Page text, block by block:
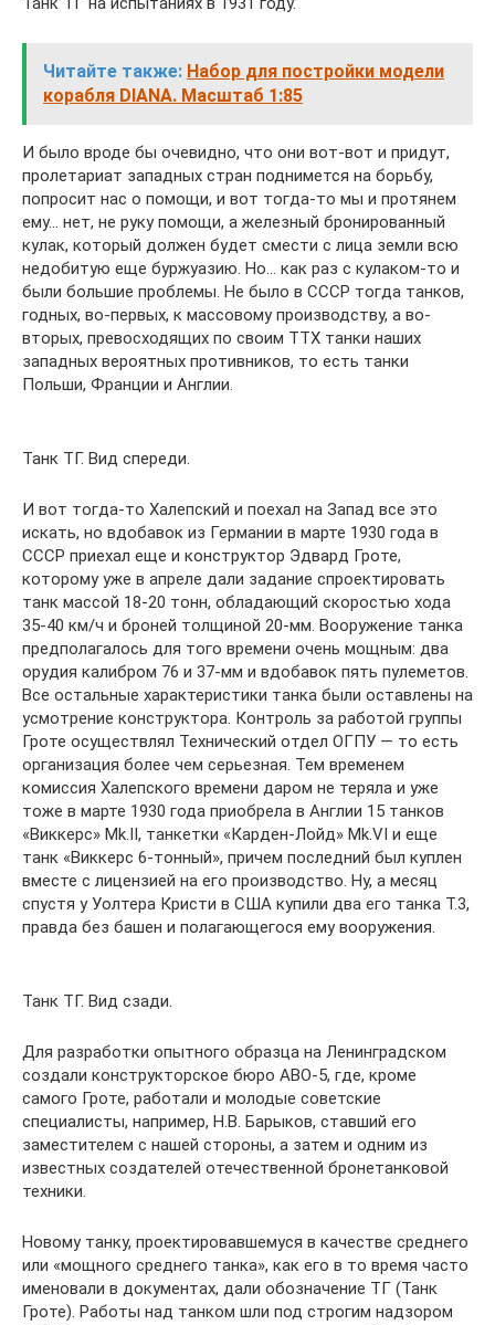
Читайте также: Набор для постройки модели
корабля DIANA. Масштаб 1:85
И было вроде бы очевидно, что они вот-вот и придут,
пролетариат западных стран поднимется на борьбу,
попросит нас о помощи, и вот тогда-то мы и протянем
ему… нет, не руку помощи, а железный бронированный
кулак, который должен будет смести с лица земли всю
недобитую еще буржуазию. Но… как раз с кулаком-то и
были большие проблемы. Не было в СССР тогда танков,
годных, во-первых, к массовому производству, а во-
вторых, превосходящих по своим ТТХ танки наших
западных вероятных противников, то есть танки
Польши, Франции и Англии.
Танк ТГ. Вид спереди.
И вот тогда-то Халепский и поехал на Запад все это
искать, но вдобавок из Германии в марте 1930 года в
СССР приехал еще и конструктор Эдвард Гроте,
которому уже в апреле дали задание спроектировать
танк массой 18-20 тонн, обладающий скоростью хода
35-40 км/ч и броней толщиной 20-мм. Вооружение танка
предполагалось для того времени очень мощным: два
орудия калибром 76 и 37-мм и вдобавок пять пулеметов.
Все остальные характеристики танка были оставлены на
усмотрение конструктора. Контроль за работой группы
Гроте осуществлял Технический отдел ОГПУ — то есть
организация более чем серьезная. Тем временем
комиссия Халепского времени даром не теряла и уже
тоже в марте 1930 года приобрела в Англии 15 танков
«Виккерс» Мk.II, танкетки «Карден-Лойд» Мk.VI и еще
танк «Виккерс 6-тонный», причем последний был куплен
вместе с лицензией на его производство. Ну, а месяц
спустя у Уолтера Кристи в США купили два его танка Т.3,
правда без башен и полагающегося ему вооружения.
Танк ТГ. Вид сзади.
Для разработки опытного образца на Ленинградском
создали конструкторское бюро АВО-5, где, кроме
самого Гроте, работали и молодые советские
специалисты, например, Н.В. Барыков, ставший его
заместителем с нашей стороны, а затем и одним из
известных создателей отечественной бронетанковой
техники.
Новому танку, проектировавшемуся в качестве среднего
или «мощного среднего танка», как его в то время часто
именовали в документах, дали обозначение ТГ (Танк
Гроте). Работы над танком шли под строгим надзором